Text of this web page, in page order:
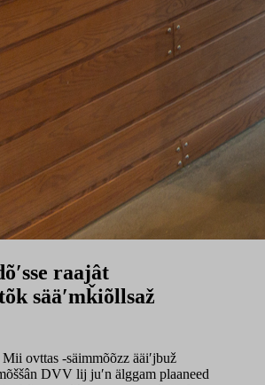
raajât
sääʹmǩiõllsaž
ovttas -säimmõõzz ääiʹjbuž
DVV lij juʹn älggam plaaneed